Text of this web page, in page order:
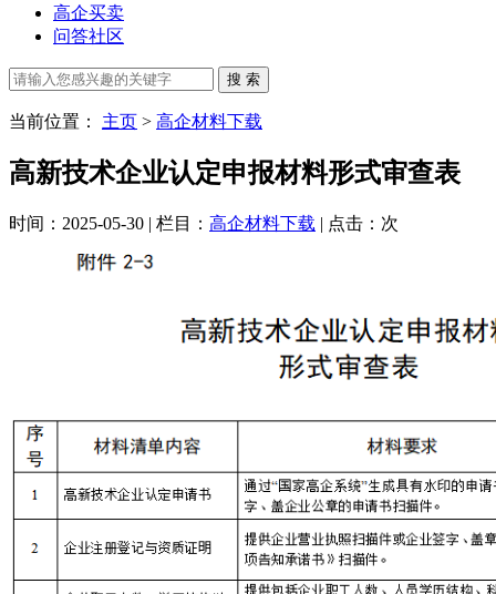
高企买卖
问答社区
当前位置： 主页 > 高企材料下载
高新技术企业认定申报材料形式审查表
时间：2025-05-30 | 栏目： 高企材料下载 | 点击： 次